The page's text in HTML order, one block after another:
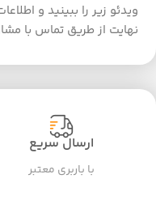
ویدئو زیر را ببینید و
نهایت از طریق تماس با
ارسال سریع
با باربری معتبر